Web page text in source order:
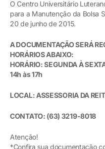
O Centro Universitário
para a Manutenção da Bolsa
20 de junho de 2015.
A DOCUMENTAÇÃO SERÁ
HORÁRIOS ABAIXO:
HORÁRIO: SEGUNDA À
14h às 17h
LOCAL:ASSESSORIA DA
CONTATO: (63) 3219-8018
Atenção!
*Confira sua documentação